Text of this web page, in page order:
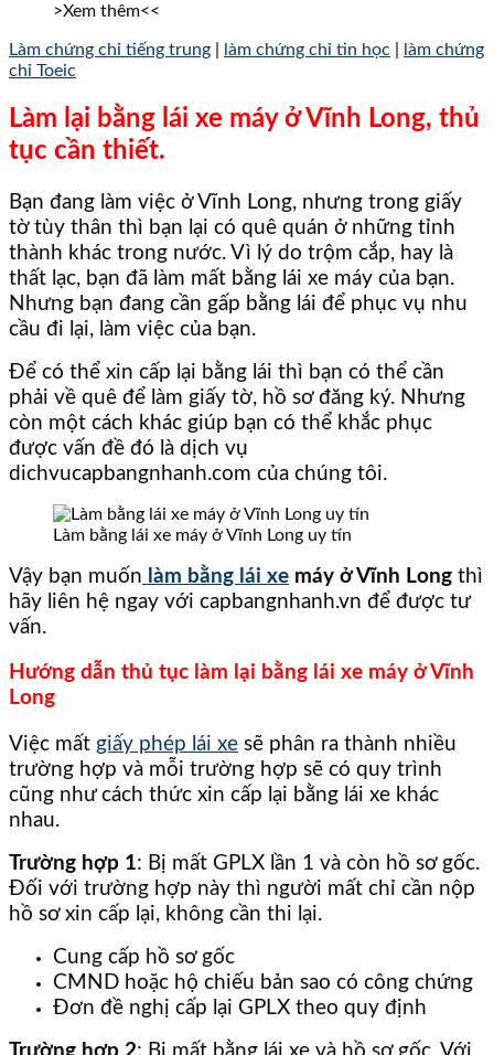
>Xem thêm<<
Làm chứng chỉ tiếng trung làm chứng chỉ tin học
làm chứng
chỉ Toeic
Làm lại bằng lái xe máy ở Vĩnh Long, thủ
tục cần thiết.
Bạn đang làm việc ở Vĩnh Long, nhưng trong giấy
tờ tùy thân thì bạn lại có quê quán ở những tỉnh
thành khác trong nước. Vì lý do trộm cắp, hay là
thất lạc, bạn đã làm mất bằng lái xe máy của bạn.
Nhưng bạn đang cần gấp bằng lái để phục vụ nhu
cầu đi lại, làm việc của bạn.
Để có thể xin cấp lại bằng lái thì bạn có thể cần
phải về quê để làm giấy tờ, hồ sơ đăng ký. Nhưng
còn một cách khác giúp bạn có thể khắc phục
được vấn đề đó là dịch vụ
dichvucapbangnhanh.com của chúng tôi.
Làm bằng lái xe máy ở Vĩnh Long uy tín
Vậy bạn muốn làm bằng lái xe máy ở Vĩnh Long thì
hãy liên hệ ngay với capbangnhanh.vn để được tư
vấn.
Hướng dẫn thủ tục làm lại bằng lái xe máy ở Vĩnh
Long
Việc mất giấy phép lái xe sẽ phân ra thành nhiều
trường hợp và mỗi trường hợp sẽ có quy trình
cũng như cách thức xin cấp lại bằng lái xe khác
nhau.
Trường hợp 1: Bị mất GPLX lần 1 và còn hồ sơ gốc.
Đối với trường hợp này thì người mất chỉ cần nộp
hồ sơ xin cấp lại, không cần thi lại.
Cung cấp hồ sơ gốc
CMND hoặc hộ chiếu bản sao có công chứng
Đơn đề nghị cấp lại GPLX theo quy định